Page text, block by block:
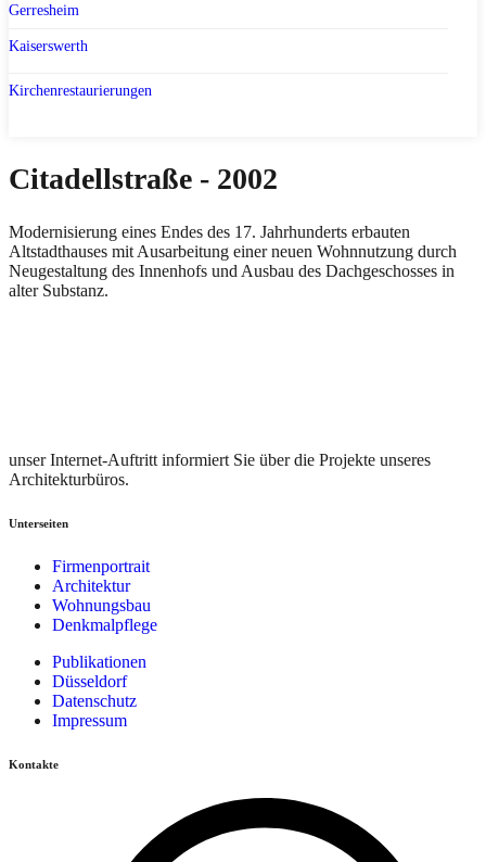
Gerresheim
Kaiserswerth
Kirchenrestaurierungen
Citadellstraße - 2002
Modernisierung eines Endes des 17. Jahrhunderts erbauten
Altstadthauses mit Ausarbeitung einer neuen Wohnnutzung durch
Neugestaltung des Innenhofs und Ausbau des Dachgeschosses in
alter Substanz.
unser Internet-Auftritt informiert Sie über die Projekte unseres
Architekturbüros.
Unterseiten
Firmenportrait
Architektur
Wohnungsbau
Denkmalpflege
Publikationen
Düsseldorf
Datenschutz
Impressum
Kontakte